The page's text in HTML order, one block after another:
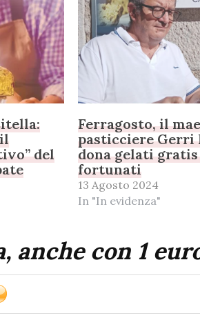
del
Ferragosto, il
pasticciere Gerri
dona gelati
fortunati
13 Agosto 2024
In "In evidenza"
anche con 1